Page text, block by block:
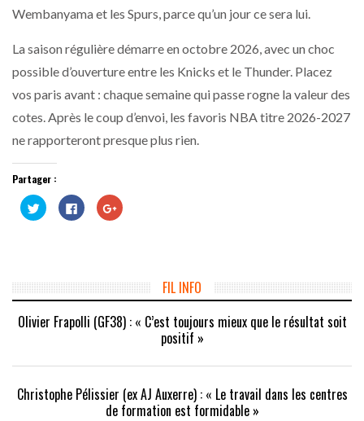
Wembanyama et les Spurs, parce qu’un jour ce sera lui.
La saison régulière démarre en octobre 2026, avec un choc
possible d’ouverture entre les Knicks et le Thunder. Placez
vos paris avant : chaque semaine qui passe rogne la valeur des
cotes. Après le coup d’envoi, les favoris NBA titre 2026-2027
ne rapporteront presque plus rien.
Partager :
Cliquez
pour
partager
fenêtre)
Cliquez
pour
partager
fenêtre)
Cliquez
pour
nouvelle
fenêtre)
FIL INFO
Olivier Frapolli (GF38) : « C’est toujours mieux que le résultat soit
positif »
Christophe Pélissier (ex AJ Auxerre) : « Le travail dans les centres
de formation est formidable »